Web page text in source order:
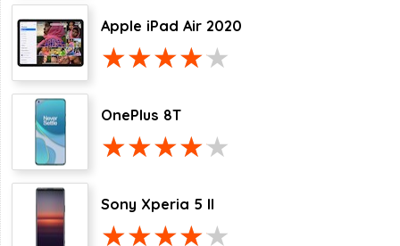
Apple iPad Air 2020
OnePlus 8T
Sony Xperia 5 II